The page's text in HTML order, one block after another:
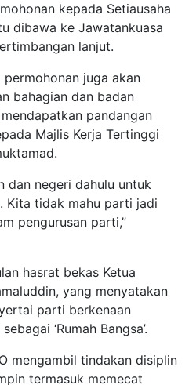
kepada Setiausaha
dibawa ke Jawatankuasa
lanjut.
juga akan
bahagian dan badan
pandangan
Majlis Kerja Tertinggi
dan negeri dahulu untuk
Kita tidak mahu parti jadi
pengurusan parti,”
hasrat bekas Ketua
yang menyatakan
parti berkenaan
‘Rumah Bangsa’.
mengambil tindakan disiplin
termasuk memecat